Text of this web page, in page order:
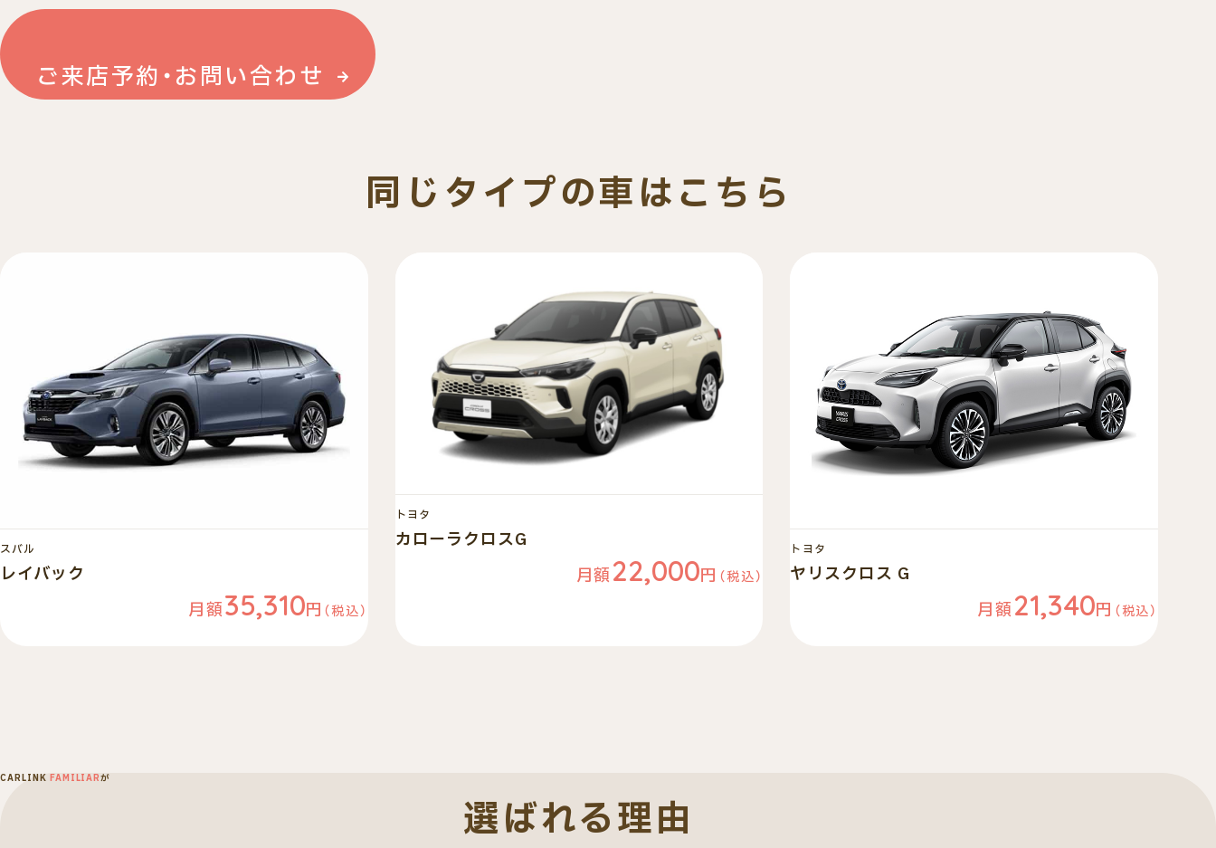
ご来店予約・お問い合わせ
同じタイプの車はこちら
スバル
レイバック
月額35,310円 （税込）
トヨタ
カローラクロスG
月額22,000円 （税込）
トヨタ
ヤリスクロス G
月額21,340円 （税込）
CARLINK FAMILIARが
選ばれる理由